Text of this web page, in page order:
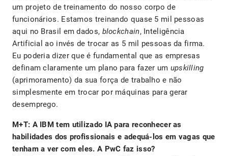
um projeto de treinamento do nosso corpo de
funcionários. Estamos treinando quase 5 mil pessoas
aqui no Brasil em dados, blockchain, Inteligência
Artificial ao invés de trocar as 5 mil pessoas da firma.
Eu poderia dizer que é fundamental que as empresas
definam claramente um plano para fazer um upskilling
(aprimoramento) da sua força de trabalho e não
simplesmente em trocar por máquinas para gerar
desemprego.
M+T: A IBM tem utilizado IA para reconhecer as
habilidades dos profissionais e adequá-los em vagas que
tenham a ver com eles. A PwC faz isso?